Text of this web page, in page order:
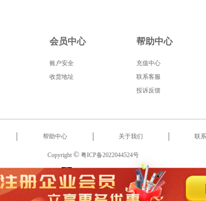
会员中心
账户安全
收货地址
帮助中心
充值中心
联系客服
投诉反馈
帮助中心 关于我们 联
Copyright © 粤ICP备2022044524号
18566522853 2022 东莞市启泰智能科技有限公司 版权所有